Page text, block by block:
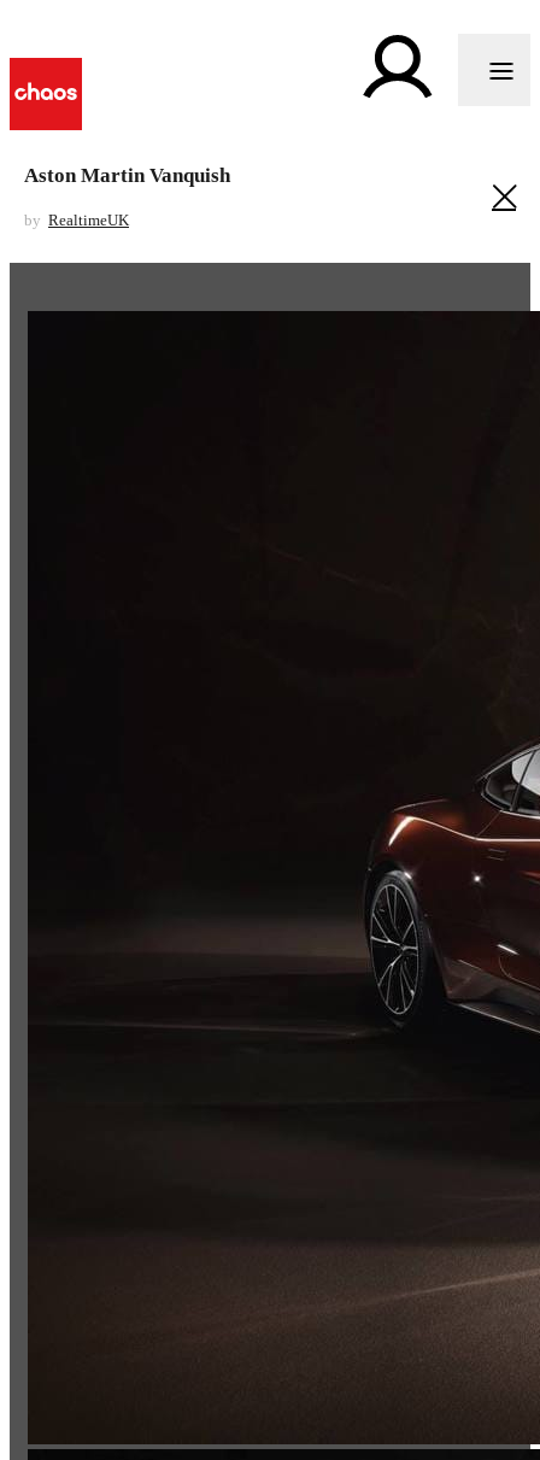
Aston Martin Vanquish
by RealtimeUK